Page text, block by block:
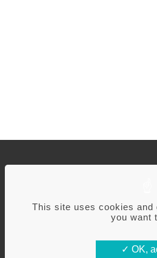
This site uses cookies
you want
OK,